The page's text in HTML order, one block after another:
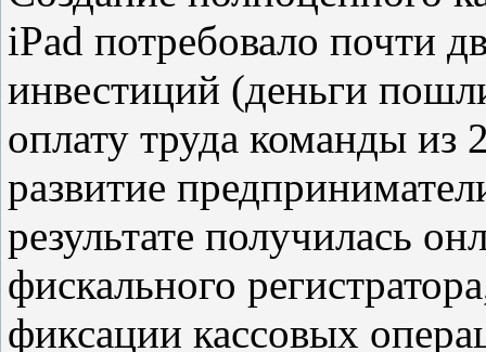
iPad потребовало почти
инвестиций (деньги
оплату труда команды из
развитие
результате получилась
фискального
фиксации кассовых